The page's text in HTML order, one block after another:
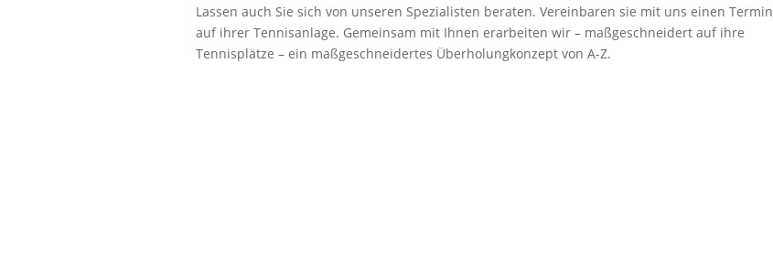
Lassen auch Sie sich von unseren Spezialisten beraten. Vereinbaren sie mit uns einen Termin
auf ihrer Tennisanlage. Gemeinsam mit Ihnen erarbeiten wir – maßgeschneidert auf ihre
Tennisplätze – ein maßgeschneidertes Überholungkonzept von A-Z.